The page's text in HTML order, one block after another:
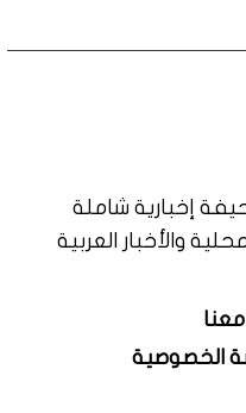
إخبارية شاملة
والأخبار العربية
الخصوصية